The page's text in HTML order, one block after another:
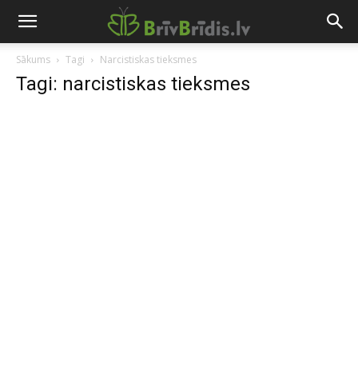
Sākums Tagi Narcistiskas tieksmes
Tagi: narcistiskas tieksmes